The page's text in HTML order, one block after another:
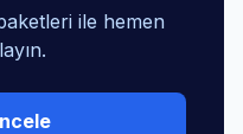
ile hemen